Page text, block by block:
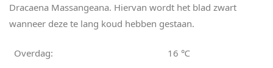
Dracaena Massangeana. Hiervan wordt het blad zwart
wanneer deze te lang koud hebben gestaan.
Overdag: 16 ℃